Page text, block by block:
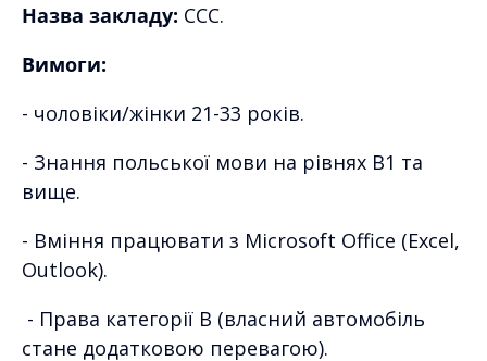
Назва закладу: CCC.
Вимоги:
- чоловіки/жінки 21-33 років.
- Знання польської мови на рівнях B1 та
вище.
- Вміння працювати з Microsoft Office (Excel,
Outlook).
- Права категорії B (власний автомобіль
стане додатковою перевагою).